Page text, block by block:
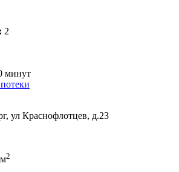
2
минут
ул Краснофлотцев, д.23
2